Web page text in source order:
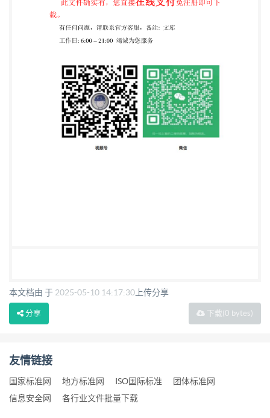
本文档由 于 2025-05-10 14:17:30 上传分享
下载(0 bytes)
分享
友情链接
国家标准网 地方标准网 ISO国际标准
团体标准网
信息安全网
各行业文件批量下载